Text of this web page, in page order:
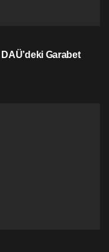
Garabet